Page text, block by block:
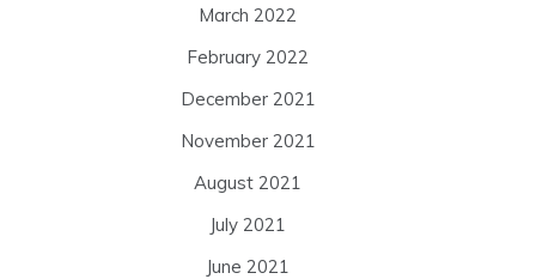
March 2022
February 2022
December 2021
November 2021
August 2021
July 2021
June 2021